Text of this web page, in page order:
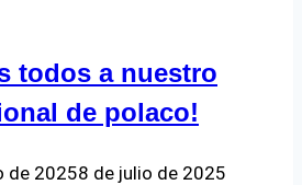
todos a nuestro
de polaco!
de 20258 de julio de 2025